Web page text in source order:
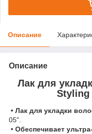
Описание
Описание
Лак для
Styling
• Лак для укладки
05".
• Обеспечивает